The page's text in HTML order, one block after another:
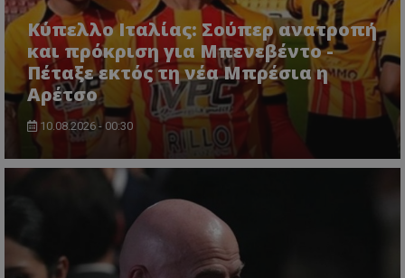
Κύπελλο Ιταλίας: Σούπερ ανατροπή
και πρόκριση για Μπενεβέντο -
Πέταξε εκτός τη νέα Μπρέσια η
Αρέτσο
10.08.2026 - 00:30